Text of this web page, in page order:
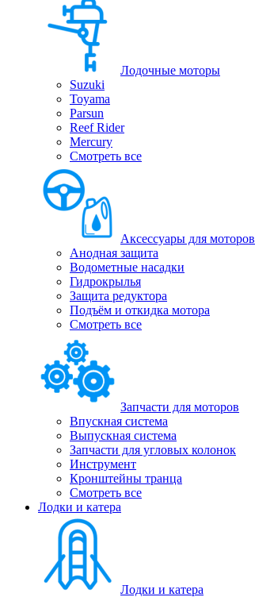
Лодочные моторы
Suzuki
Toyama
Parsun
Reef Rider
Mercury
Смотреть все
Аксессуары для моторов
Анодная защита
Водометные насадки
Гидрокрылья
Защита редуктора
Подъём и откидка мотора
Смотреть все
Запчасти для моторов
Впускная система
Выпускная система
Запчасти для угловых колонок
Инструмент
Кронштейны транца
Смотреть все
Лодки и катера
Лодки и катера